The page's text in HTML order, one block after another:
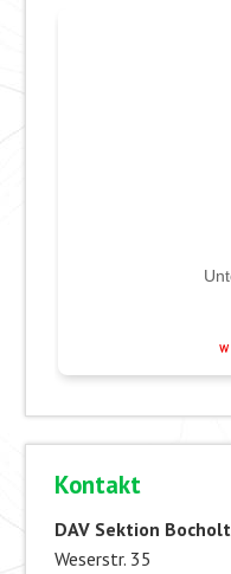
Kontakt
DAV Sektion Bocholt
Weserstr. 35